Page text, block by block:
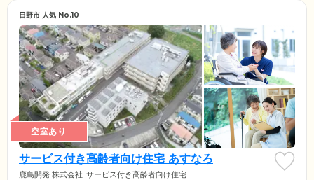
日野市 人気 No.10
空室あり
サービス付き高齢者向け住宅 あすなろ
鹿島開発 株式会社 サービス付き高齢者向け住宅